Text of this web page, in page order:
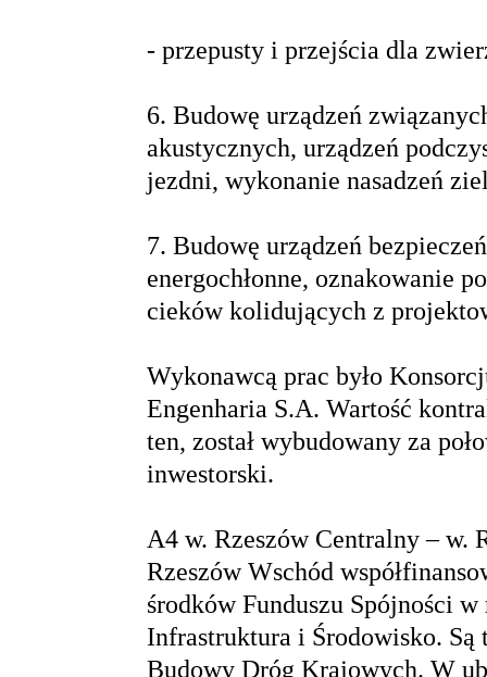
- przepusty i przejścia dla
6. Budowę urządzeń
akustycznych, urządzeń
jezdni, wykonanie nasadzeń
7. Budowę urządzeń
energochłonne, oznakowanie
cieków kolidujących z
Wykonawcą prac było
Engenharia S.A. Wartość
ten, został wybudowany za
inwestorski.
A4 w. Rzeszów Centralny – w.
Rzeszów Wschód
środków Funduszu Spójności
Infrastruktura i Środowisko.
Budowy Dróg Krajowych. W